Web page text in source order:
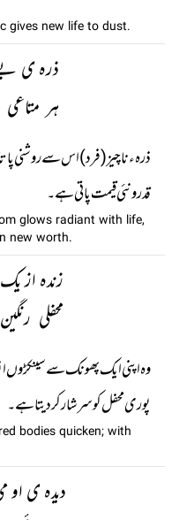
gives new life to dust.
ذرہ ی بے
ہر
ذرہء ناچیز (فرد) اس سے روشنی
قدر و نئی قیمت پاتی ہے۔
glows radiant with life,
new worth.
زندہ از
محفلی
وہ اپنی ایک پھونک سے سینکڑوں
پوری محفل کو سرشار کر دیتا ہے۔
bodies quicken; with
دیدہ ی او